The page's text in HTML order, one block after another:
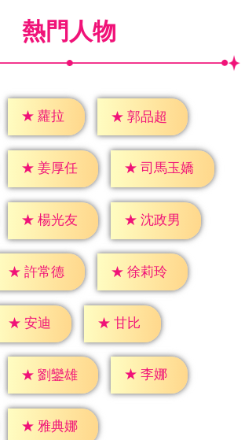
熱門人物
★ 蘿拉 ★ 郭品超
★ 姜厚任 ★ 司馬玉嬌
★ 楊光友 ★ 沈政男
★ 許常德 ★ 徐莉玲
★ 安迪 ★ 甘比
★ 劉鑾雄 ★ 李娜
★ 雅典娜